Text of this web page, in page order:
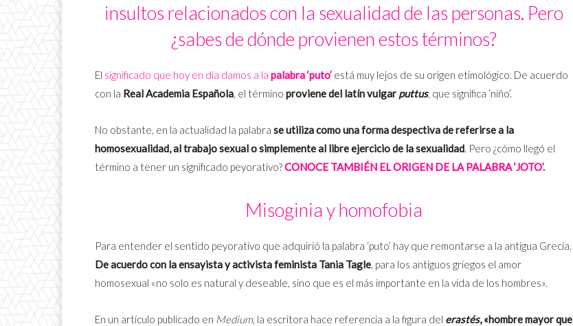
insultos relacionados con la sexualidad de las personas. Pero
¿sabes de dónde provienen estos términos?
El significado que hoy en día damos a la palabra ‘puto’ está muy lejos de su origen etimológico. De acuerdo
con la Real Academia Española, el término proviene del latín vulgar puttus, que significa ‘niño’.
No obstante, en la actualidad la palabra se utiliza como una forma despectiva de referirse a la
homosexualidad, al trabajo sexual o simplemente al libre ejercicio de la sexualidad. Pero ¿cómo llegó el
término a tener un significado peyorativo?CONOCE TAMBIÉN EL ORIGEN DE LA PALABRA ‘JOTO’.
Misoginia y homofobia
Para entender el sentido peyorativo que adquirió la palabra ‘puto’ hay que remontarse a la antigua Grecia.
De acuerdo con la ensayista y activista feminista Tania Tagle, para los antiguos griegos el amor
homosexual «no solo es natural y deseable, sino que es el más importante en la vida de los hombres».
En un artículo publicado en Medium, la escritora hace referencia a la figura del erastés, «hombre mayor que